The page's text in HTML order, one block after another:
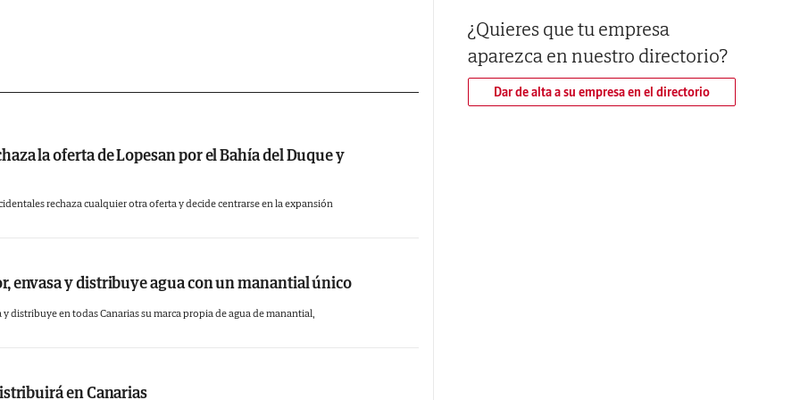
que está en continua evolución para que sus
vez más sostenibles. Con la mirada puesta en
reciclado.
a otras acciones que Fuentealta ha añadido en
reducción en un 24% del plástico de los tapones
entre la sociedad canaria la importancia
gestos transformadores.
la oferta de Lopesan por el Bahía del Duque y
rechaza cualquier otra oferta y decide centrarse en la expansión
envasa y distribuye agua con un manantial único
distribuye en todas Canarias su marca propia de agua de manantial,
en Canarias
¿Quieres que tu empresa
aparezca en nuestro directorio?
Dar de alta a su empresa en el directorio